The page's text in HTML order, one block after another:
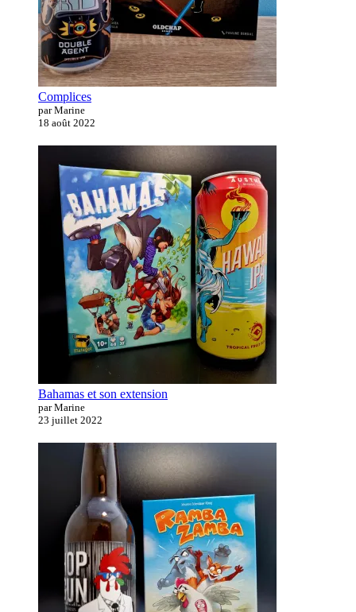
Complices
par Marine
18 août 2022
Bahamas et son extension
par Marine
23 juillet 2022